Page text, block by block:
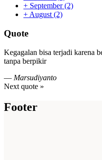
+ September(2)
+ August (2)
Quote
Kegagalan bisa terjadi karena
tanpa berpikir
— Marsudiyanto
Next quote »
Footer